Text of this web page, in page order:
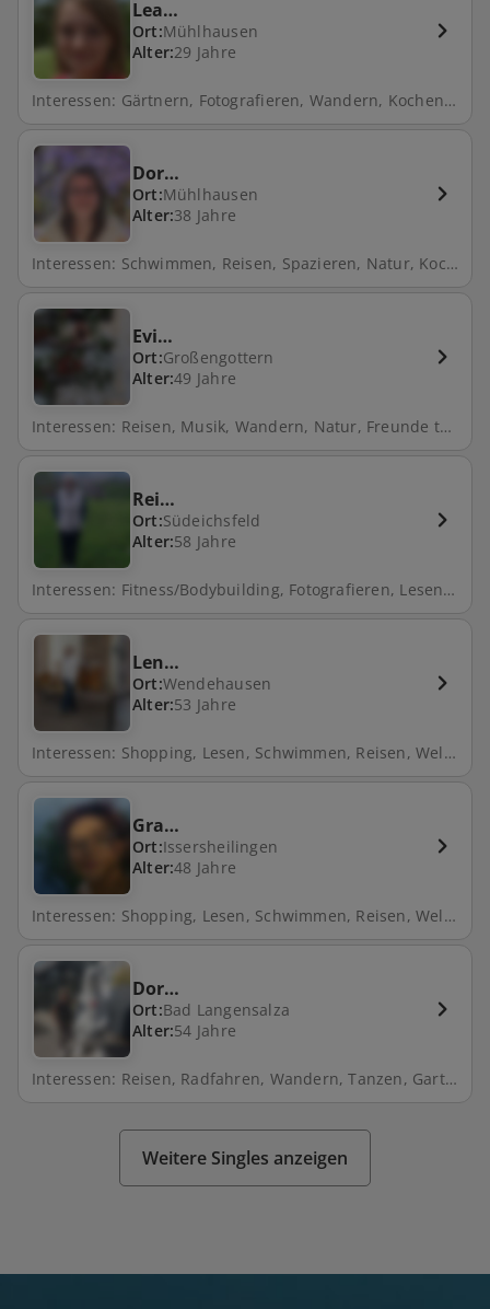
Lea…
Ort:Mühlhausen
Alter:29 Jahre
Interessen: Gärtnern, Fotografieren, Wandern, Kochen, Backen
Dor…
Ort:Mühlhausen
Alter:38 Jahre
Interessen: Schwimmen, Reisen, Spazieren, Natur, Kochen, Freunde treffen, Hund, Fahrrad fahren
Evi…
Ort:Großengottern
Alter:49 Jahre
Interessen: Reisen, Musik, Wandern, Natur, Freunde treffen, Tanzen, Skifahren
Rei…
Ort:Südeichsfeld
Alter:58 Jahre
Interessen: Fitness/Bodybuilding, Fotografieren, Lesen, Natur, Freunde treffen, Fahrrad fahren, Gartenarbeit
Len…
Ort:Wendehausen
Alter:53 Jahre
Interessen: Shopping, Lesen, Schwimmen, Reisen, Wellness, Spazieren, Natur, Freunde treffen, Kino, Theater, Filme schauen
Gra…
Ort:Issersheilingen
Alter:48 Jahre
Interessen: Shopping, Lesen, Schwimmen, Reisen, Wellness, Spazieren, Natur, Freunde treffen, Kino, Theater, Filme schauen
Dor…
Ort:Bad Langensalza
Alter:54 Jahre
Interessen: Reisen, Radfahren, Wandern, Tanzen, Gartenarbeit
Weitere Singles anzeigen